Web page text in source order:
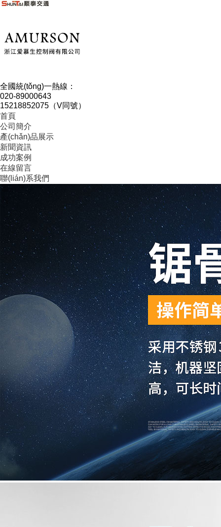
全國統(tǒng)一熱線：
020-89000643
15218852075（V同號）
首頁
公司簡介
產(chǎn)品展示
新聞資訊
成功案例
在線留言
聯(lián)系我們